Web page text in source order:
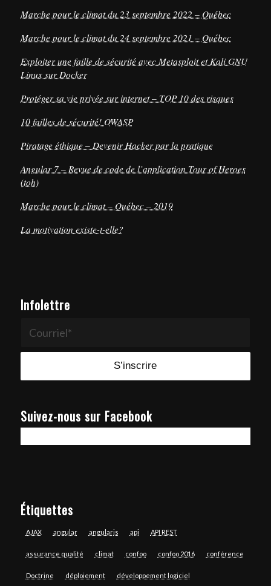
Marche pour le climat du 23 septembre 2022 – Québec
Marche pour le climat du 24 septembre 2021 – Québec
Exploiter une faille de sécurité avec Metasploit et Kali GNU
Linux sur Docker
Protéger sa vie privée sur internet – TOP 10 des risques
10 failles de sécurité! OWASP
Piratage éthique – Devenir Hacker par la pratique
Angular 7 – Revue de code de l’application Tour of Heroes
(toh)
Marche pour le climat – Québec – 2019
La motivation existe-t-elle?
Infolettre
Suivez-nous sur Facebook
Étiquettes
AJAX angular angularjs api API REST
assurance qualité climat confoo confoo 2016 conférence
Doctrine déploiement développement logiciel